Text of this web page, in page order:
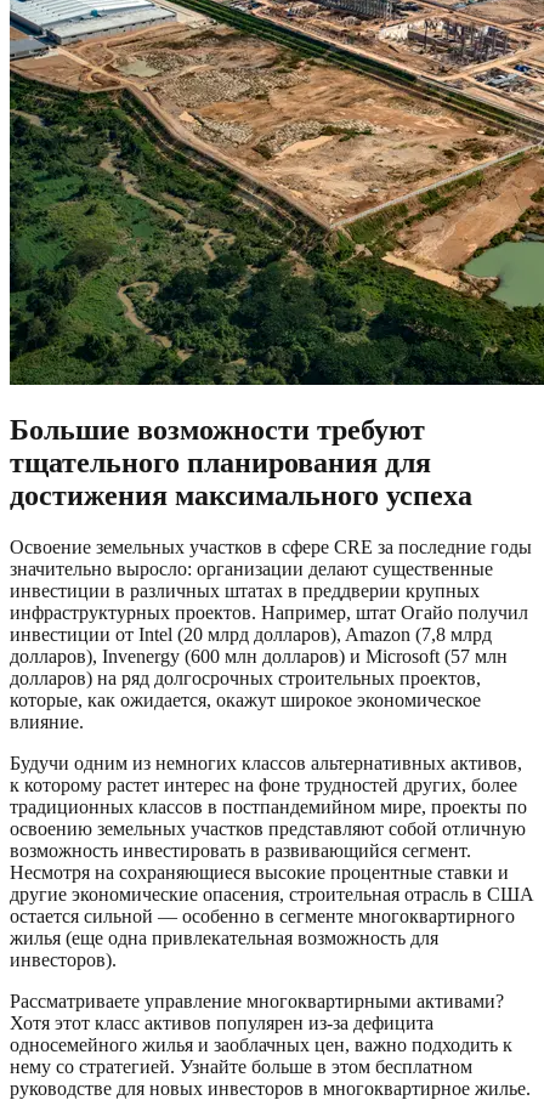
Большие возможности требуют
тщательного планирования для
достижения максимального успеха
Освоение земельных участков в сфере CRE за последние годы
значительно выросло: организации делают существенные
инвестиции в различных штатах в преддверии крупных
инфраструктурных проектов. Например, штат Огайо получил
инвестиции от Intel (20 млрд долларов), Amazon (7,8 млрд
долларов), Invenergy (600 млн долларов) и Microsoft (57 млн
долларов) на ряд долгосрочных строительных проектов,
которые, как ожидается, окажут широкое экономическое
влияние.
Будучи одним из немногих классов альтернативных активов,
к которому растет интерес на фоне трудностей других, более
традиционных классов в постпандемийном мире, проекты по
освоению земельных участков представляют собой отличную
возможность инвестировать в развивающийся сегмент.
Несмотря на сохраняющиеся высокие процентные ставки и
другие экономические опасения, строительная отрасль в США
остается сильной — особенно в сегменте многоквартирного
жилья (еще одна привлекательная возможность для
инвесторов).
Рассматриваете управление многоквартирными активами?
Хотя этот класс активов популярен из-за дефицита
односемейного жилья и заоблачных цен, важно подходить к
нему со стратегией. Узнайте больше в этом бесплатном
руководстве для новых инвесторов в многоквартирное жилье.